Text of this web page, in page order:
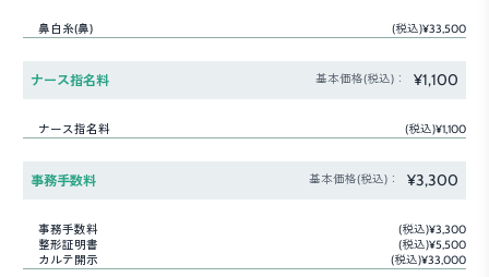
鼻白糸(鼻) (税込)¥33,500
ナース指名料 基本価格(税込)： ¥1,100
ナース指名料 (税込)¥1,100
事務手数料 基本価格(税込)： ¥3,300
事務手数料
(税込)¥3,300
整形証明書
(税込)¥5,500
カルテ開示
(税込)¥33,000